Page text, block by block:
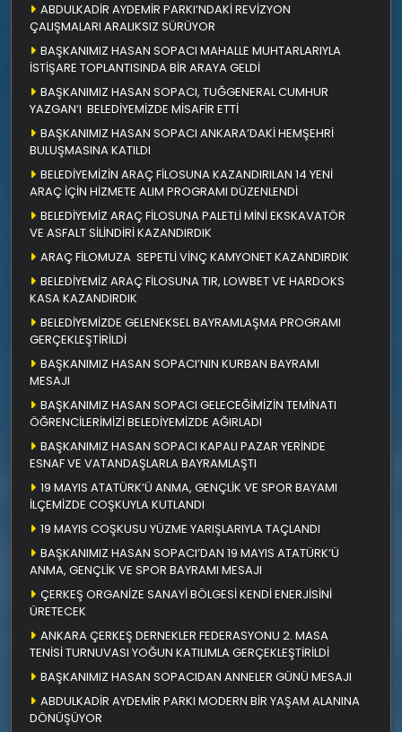
ABDULKADİR AYDEMİR PARKI’NDAKİ REVİZYON
ÇALIŞMALARI ARALIKSIZ SÜRÜYOR
BAŞKANIMIZ HASAN SOPACI MAHALLE MUHTARLARIYLA
İSTİŞARE TOPLANTISINDA BİR ARAYA GELDİ
BAŞKANIMIZ HASAN SOPACI, TUĞGENERAL CUMHUR
YAZGAN’I BELEDİYEMİZDE MİSAFİR ETTİ
BAŞKANIMIZ HASAN SOPACI ANKARA’DAKİ HEMŞEHRİ
BULUŞMASINA KATILDI
BELEDİYEMİZİN ARAÇ FİLOSUNA KAZANDIRILAN 14 YENİ
ARAÇ İÇİN HİZMETE ALIM PROGRAMI DÜZENLENDİ
BELEDİYEMİZ ARAÇ FİLOSUNA PALETLİ MİNİ EKSKAVATÖR
VE ASFALT SİLİNDİRİ KAZANDIRDIK
ARAÇ FİLOMUZA SEPETLİ VİNÇ KAMYONET KAZANDIRDIK
BELEDİYEMİZ ARAÇ FİLOSUNA TIR, LOWBET VE HARDOKS
KASA KAZANDIRDIK
BELEDİYEMİZDE GELENEKSEL BAYRAMLAŞMA PROGRAMI
GERÇEKLEŞTİRİLDİ
BAŞKANIMIZ HASAN SOPACI’NIN KURBAN BAYRAMI
MESAJI
BAŞKANIMIZ HASAN SOPACI GELECEĞİMİZİN TEMİNATI
ÖĞRENCİLERİMİZİ BELEDİYEMİZDE AĞIRLADI
BAŞKANIMIZ HASAN SOPACI KAPALI PAZAR YERİNDE
ESNAF VE VATANDAŞLARLA BAYRAMLAŞTI
19 MAYIS ATATÜRK’Ü ANMA, GENÇLİK VE SPOR BAYAMI
İLÇEMİZDE COŞKUYLA KUTLANDI
19 MAYIS COŞKUSU YÜZME YARIŞLARIYLA TAÇLANDI
BAŞKANIMIZ HASAN SOPACI’DAN 19 MAYIS ATATÜRK’Ü
ANMA, GENÇLİK VE SPOR BAYRAMI MESAJI
ÇERKEŞ ORGANİZE SANAYİ BÖLGESİ KENDİ ENERJİSİNİ
ÜRETECEK
ANKARA ÇERKEŞ DERNEKLER FEDERASYONU 2. MASA
TENİSİ TURNUVASI YOĞUN KATILIMLA GERÇEKLEŞTİRİLDİ
BAŞKANIMIZ HASAN SOPACIDAN ANNELER GÜNÜ MESAJI
ABDULKADİR AYDEMİR PARKI MODERN BİR YAŞAM ALANINA
DÖNÜŞÜYOR